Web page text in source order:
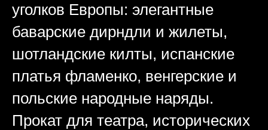
уголков Европы: элегантные
баварские дирндли и жилеты,
шотландские килты, испанские
платья фламенко, венгерские и
польские народные наряды.
Прокат для театра, исторических